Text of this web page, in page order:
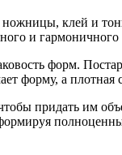
клей и
и гармоничного
форм.
форму, а плотная
придать им